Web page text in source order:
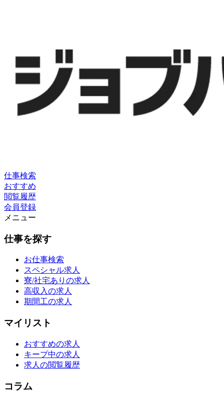
仕事検索
おすすめ
閲覧履歴
会員登録
メニュー
仕事を探す
お仕事検索
スペシャル求人
寮/社宅ありの求人
高収入の求人
期間工の求人
マイリスト
おすすめの求人
キープ中の求人
求人の閲覧履歴
コラム